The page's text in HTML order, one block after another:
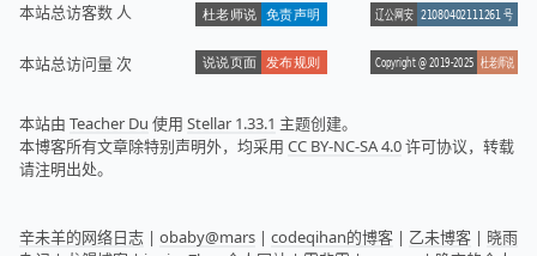
本站总访客数 人
本站总访问量次
本站由 Teacher Du 使用 Stellar 1.33.1 主题创建。
本博客所有文章除特别声明外，均采用 CC BY-NC-SA 4.0许可协议，转载
请注明出处。
辛未羊的网络日志 | obaby@mars | codeqihan的博客 | 乙未博客 | 晓雨